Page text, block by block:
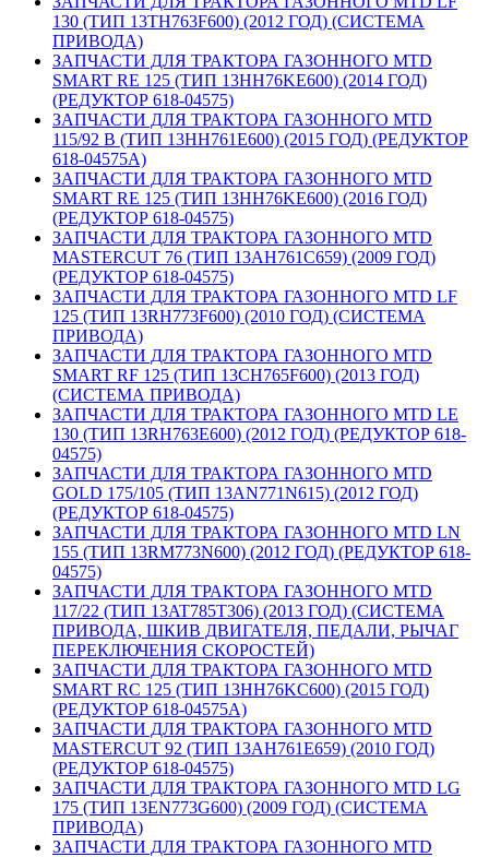
130 (ТИП 13TH763F600) (2012 ГОД) (СИСТЕМА
ПРИВОДА)
ЗАПЧАСТИ ДЛЯ ТРАКТОРА ГАЗОННОГО MTD
SMART RE 125 (ТИП 13HH76KE600) (2014 ГОД)
(РЕДУКТОР 618-04575)
ЗАПЧАСТИ ДЛЯ ТРАКТОРА ГАЗОННОГО MTD
115/92 B (ТИП 13HH761E600) (2015 ГОД) (РЕДУКТОР
618-04575A)
ЗАПЧАСТИ ДЛЯ ТРАКТОРА ГАЗОННОГО MTD
SMART RE 125 (ТИП 13HH76KE600) (2016 ГОД)
(РЕДУКТОР 618-04575)
ЗАПЧАСТИ ДЛЯ ТРАКТОРА ГАЗОННОГО MTD
MASTERCUT 76 (ТИП 13AH761C659) (2009 ГОД)
(РЕДУКТОР 618-04575)
ЗАПЧАСТИ ДЛЯ ТРАКТОРА ГАЗОННОГО MTD LF
125 (ТИП 13RH773F600) (2010 ГОД) (СИСТЕМА
ПРИВОДА)
ЗАПЧАСТИ ДЛЯ ТРАКТОРА ГАЗОННОГО MTD
SMART RF 125 (ТИП 13CH765F600) (2013 ГОД)
(СИСТЕМА ПРИВОДА)
ЗАПЧАСТИ ДЛЯ ТРАКТОРА ГАЗОННОГО MTD LE
130 (ТИП 13RH763E600) (2012 ГОД) (РЕДУКТОР 618-
04575)
ЗАПЧАСТИ ДЛЯ ТРАКТОРА ГАЗОННОГО MTD
GOLD 175/105 (ТИП 13AN771N615) (2012 ГОД)
(РЕДУКТОР 618-04575)
ЗАПЧАСТИ ДЛЯ ТРАКТОРА ГАЗОННОГО MTD LN
155 (ТИП 13RM773N600) (2012 ГОД) (РЕДУКТОР 618-
04575)
ЗАПЧАСТИ ДЛЯ ТРАКТОРА ГАЗОННОГО MTD
117/22 (ТИП 13AT785T306) (2013 ГОД) (СИСТЕМА
ПРИВОДА, ШКИВ ДВИГАТЕЛЯ, ПЕДАЛИ, РЫЧАГ
ПЕРЕКЛЮЧЕНИЯ СКОРОСТЕЙ)
ЗАПЧАСТИ ДЛЯ ТРАКТОРА ГАЗОННОГО MTD
SMART RC 125 (ТИП 13HH76KC600) (2015 ГОД)
(РЕДУКТОР 618-04575A)
ЗАПЧАСТИ ДЛЯ ТРАКТОРА ГАЗОННОГО MTD
MASTERCUT 92 (ТИП 13AH761E659) (2010 ГОД)
(РЕДУКТОР 618-04575)
ЗАПЧАСТИ ДЛЯ ТРАКТОРА ГАЗОННОГО MTD LG
175 (ТИП 13EN773G600) (2009 ГОД) (СИСТЕМА
ПРИВОДА)
ЗАПЧАСТИ ДЛЯ ТРАКТОРА ГАЗОННОГО MTD